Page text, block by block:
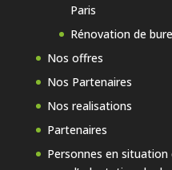
Paris
Rénovation de
Nos offres
Nos Partenaires
Nos realisations
Partenaires
Personnes en situation